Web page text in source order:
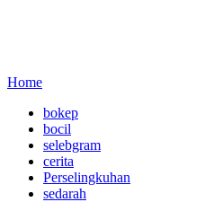
Home
bokep
bocil
selebgram
cerita
Perselingkuhan
sedarah